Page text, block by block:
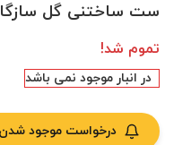
ست ساختنی گل
تموم شد!
در انبار موجود نمی باشد
درخواست موجود شدن